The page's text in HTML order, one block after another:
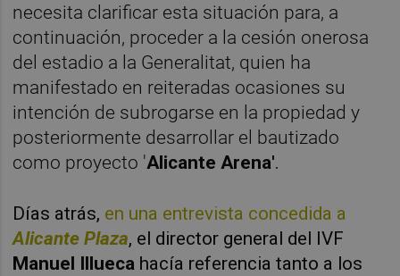
necesita clarificar esta situación para, a
continuación, proceder a la cesión onerosa
del estadio a la Generalitat, quien ha
manifestado en reiteradas ocasiones su
intención de subrogarse en la propiedad y
posteriormente desarrollar el bautizado
como proyecto 'Alicante Arena'.
Días atrás, en una entrevista concedida a
Alicante Plaza, el director general del IVF
Manuel Illueca hacía referencia tanto a los